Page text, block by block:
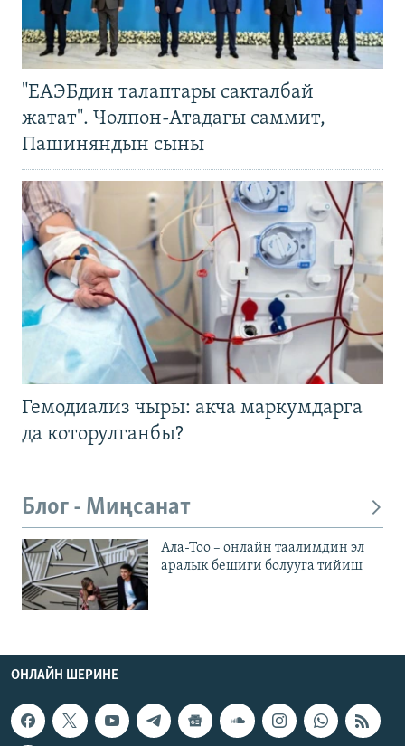
"ЕАЭБдин талаптары сакталбай
жатат". Чолпон-Атадагы саммит,
Пашиняндын сыны
Гемодиализ чыры: акча маркумдарга
да которулганбы?
Блог - Миңсанат
Ала-Тоо – онлайн таалимдин эл
аралык бешиги болууга тийиш
ОНЛАЙН ШЕРИНЕ